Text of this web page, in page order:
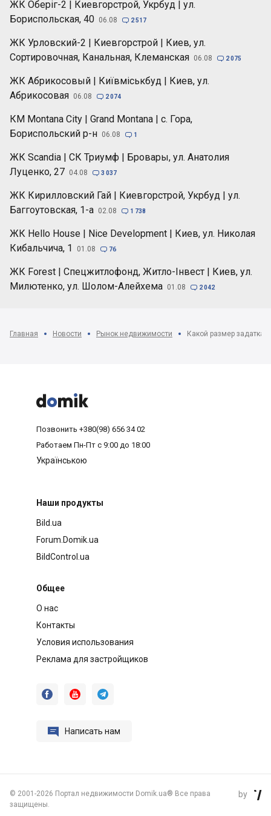
ЖК Оберіг-2 | Киевгорстрой, Укрбуд | ул.
Бориспольская, 40 06.08  2 517
ЖК Урловский-2 | Киевгорстрой | Киев, ул.
Сортировочная, Канальная, Клеманская 06.08  2 075
ЖК Абрикосовый | Київміськбуд | Киев, ул.
Абрикосовая 06.08  2 074
КМ Montana City | Grand Montana | с. Гора,
Бориспольский р-н 06.08  1
ЖК Scandia | СК Триумф | Бровары, ул. Анатолия
Луценко, 27 04.08  3 037
ЖК Кирилловский Гай | Киевгорстрой, Укрбуд | ул.
Баггоутовская, 1-а 02.08  1 738
ЖК Hello House | Nice Development | Киев, ул. Николая
Кибальчича, 1
01.08  76
ЖК Forest | Спецжитлофонд, Житло-Інвест | Киев, ул.
Милютенко, ул. Шолом-Алейхема 01.08  2 042
Главная Новости Рынок недвижимости



Позвонить +380(98) 656 34 02
Работаем Пн-Пт с 9:00 до 18:00
Українською
Наши продукты
Bild.ua
Forum.Domik.ua
BildControl.ua
Общее
О нас
Контакты
Условия использования
Реклама для застройщиков
  
 Написать нам
© 2001-2026 Портал недвижимости Domik.ua® Все права
защищены.
by 